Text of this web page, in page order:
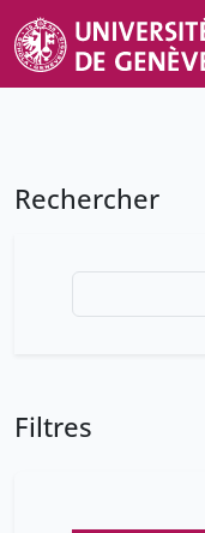
Rechercher
Filtres